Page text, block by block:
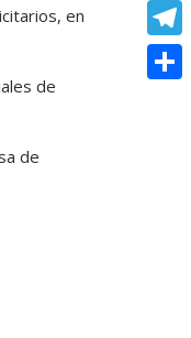
en
de
de
k
e
r
e
r
t
s
s
s
C
o
p
T